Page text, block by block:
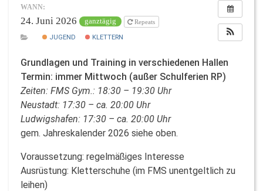
WANN:
24. Juni 2026 ganztägig Repeats
JUGEND KLETTERN
Grundlagen und Training in verschiedenen Hallen
Termin: immer Mittwoch (außer Schulferien RP)
Zeiten: FMS Gym.: 18:30 – 19:30 Uhr
Neustadt: 17:30 – ca. 20:00 Uhr
Ludwigshafen: 17:30 – ca. 20:00 Uhr
gem. Jahreskalender 2026 siehe oben.
Voraussetzung: regelmäßiges Interesse
Ausrüstung: Kletterschuhe (im FMS unentgeltlich zu
leihen)